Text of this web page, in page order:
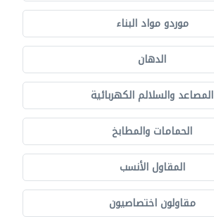
موردو مواد البناء
الدهان
المصاعد والسلالم الكهربائية
الحمامات والمطابخ
المقاول الأنسب
مقاولون اختصاصيون